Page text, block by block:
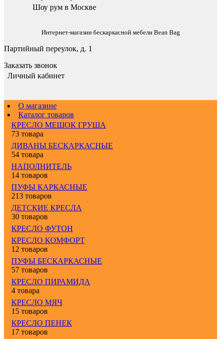
Шоу рум в Москве
Интернет-магазин бескаркасной мебели Bean Bag
Партийный переулок, д. 1
Заказать звонок
Личный кабинет
О магазине
Каталог товаров
КРЕСЛО МЕШОК ГРУША
73 товара
ДИВАНЫ БЕСКАРКАСНЫЕ
54 товара
НАПОЛНИТЕЛЬ
14 товаров
ПУФЫ КАРКАСНЫЕ
213 товаров
ДЕТСКИЕ КРЕСЛА
30 товаров
КРЕСЛО ФУТОН
КРЕСЛО КОМФОРТ
12 товаров
ПУФЫ БЕСКАРКАСНЫЕ
57 товаров
КРЕСЛО ПИРАМИДА
4 товара
КРЕСЛО МЯЧ
15 товаров
КРЕСЛО ПЕНЕК
17 товаров